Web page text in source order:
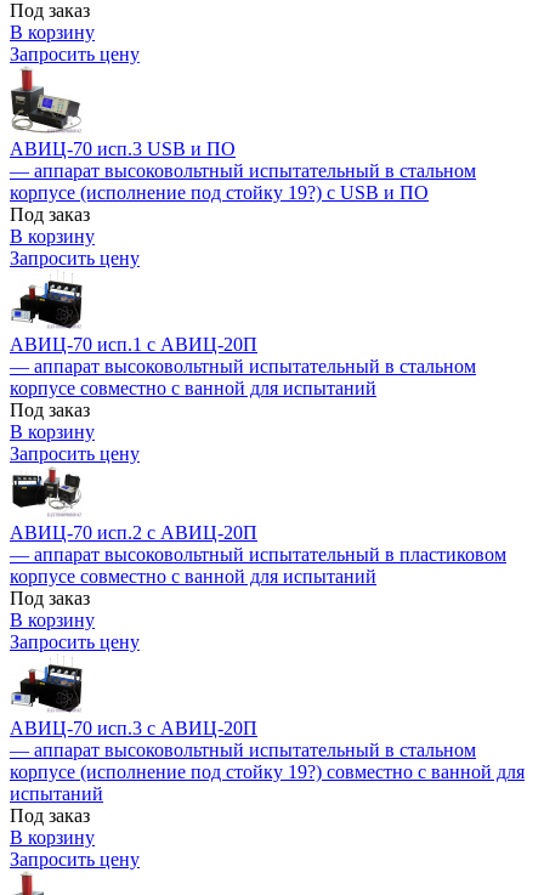
Под заказ
В корзину
Запросить цену
АВИЦ-70 исп.3 USB и ПО
— аппарат высоковольтный испытательный в стальном
корпусе (исполнение под стойку 19?) с USB и ПО
Под заказ
В корзину
Запросить цену
АВИЦ-70 исп.1 c АВИЦ-20П
— аппарат высоковольтный испытательный в стальном
корпусе совместно с ванной для испытаний
Под заказ
В корзину
Запросить цену
АВИЦ-70 исп.2 c АВИЦ-20П
— аппарат высоковольтный испытательный в пластиковом
корпусе совместно с ванной для испытаний
Под заказ
В корзину
Запросить цену
АВИЦ-70 исп.3 c АВИЦ-20П
— аппарат высоковольтный испытательный в стальном
корпусе (исполнение под стойку 19?) совместно с ванной для
испытаний
Под заказ
В корзину
Запросить цену